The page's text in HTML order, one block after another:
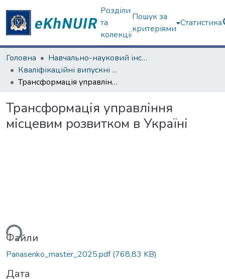
Розділи
та
колекції
Пошук за
критеріями
Статистика
Головна
Навчально-науковий інститут "Інститут державного управління"
Кваліфікаційні випускні роботи магістрів. Інститут державного управління
Трансформація управління місцевим розвитком в Україні
Трансформація управління
місцевим розвитком в Україні
Файли
Panasenko_master_2025.pdf(768,83 KB)
Дата